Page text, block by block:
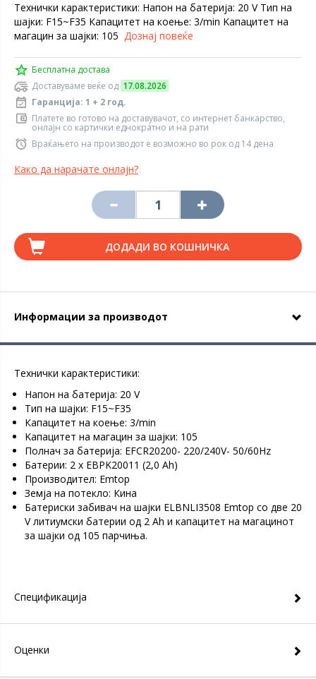
Технички карактеристики: Напон на батерија: 20 V Тип на
шајки: F15~F35 Капацитет на коење: 3/min Kапацитет на
магацин за шајки: 105 Дознај повеќе
Бесплатна достава
Доставуваме веќе од 17.08.2026
Гаранција: 1 + 2 год.
Платете во готово на доставувачот, со интернет банкарство,
онлајн со картички еднократно и на рати
Враќањето на производот е возможно во рок од 14 дена
Како да нарачате онлајн?
ДОДАДИ ВО КОШНИЧКА
Информации за производот
Технички карактеристики:
Напон на батерија: 20 V
Тип на шајки: F15~F35
Капацитет на коење: 3/min
Kапацитет на магацин за шајки: 105
Полнач за батерија: EFCR20200- 220/240V- 50/60Hz
Батерии: 2 x EBPK20011 (2,0 Ah)
Производител: Emtop
Земја на потекло: Кина
Батериски забивач на шајки ELBNLI3508 Emtop со две 20
V литиумски батерии од 2 Ah и капацитет на магацинот
за шајки од 105 парчиња.
Спецификација
Оценки